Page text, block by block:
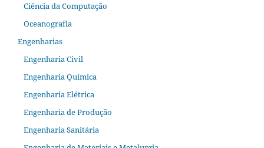
Ciência da Computação
Oceanografia
Engenharias
Engenharia Civil
Engenharia Química
Engenharia Elétrica
Engenharia de Produção
Engenharia Sanitária